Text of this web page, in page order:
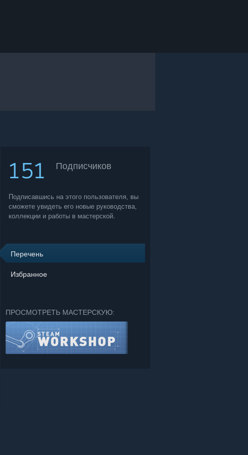
151 Подписчиков
Подписавшись на этого пользователя, вы
сможете увидеть его новые руководства,
коллекции и работы в мастерской.
Перечень
Избранное
ПРОСМОТРЕТЬ МАСТЕРСКУЮ: